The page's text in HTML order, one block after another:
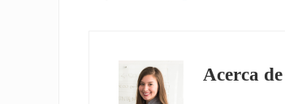
Acerca